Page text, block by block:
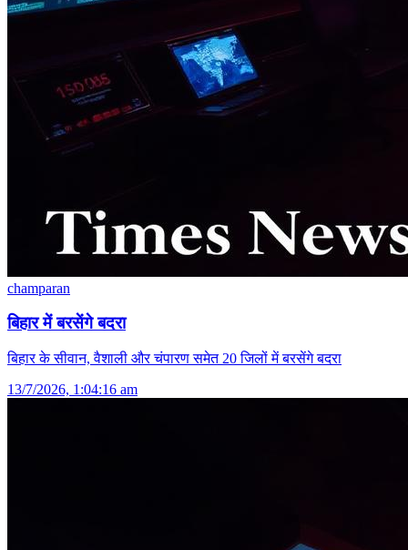
champaran
बिहार में बरसेंगे बदरा
बिहार के सीवान, वैशाली और चंपारण समेत 20 जिलों में बरसेंगे बदरा
13/7/2026, 1:04:16 am